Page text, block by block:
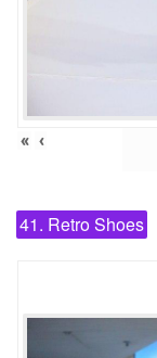
« ‹
41. Retro Shoes